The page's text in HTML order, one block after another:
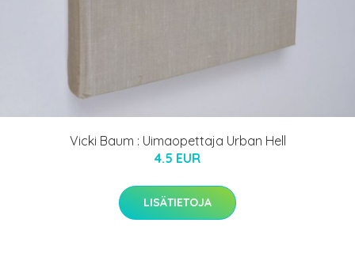
Vicki Baum : Uimaopettaja Urban Hell
4.5 EUR
LISÄTIETOJA